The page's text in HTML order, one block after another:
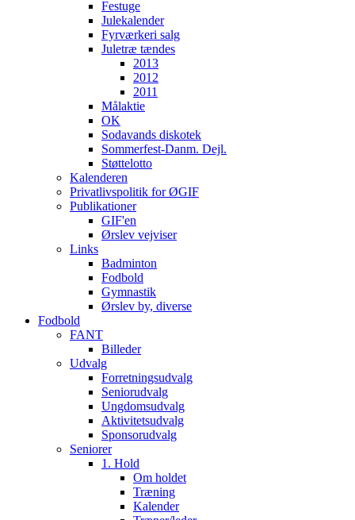
Festuge
Julekalender
Fyrværkeri salg
Juletræ tændes
2013
2012
2011
Målaktie
OK
Sodavands diskotek
Sommerfest-Danm. Dejl.
Støttelotto
Kalenderen
Privatlivspolitik for ØGIF
Publikationer
GIF'en
Ørslev vejviser
Links
Badminton
Fodbold
Gymnastik
Ørslev by, diverse
Fodbold
FANT
Billeder
Udvalg
Forretningsudvalg
Seniorudvalg
Ungdomsudvalg
Aktivitetsudvalg
Sponsorudvalg
Seniorer
1. Hold
Om holdet
Træning
Kalender